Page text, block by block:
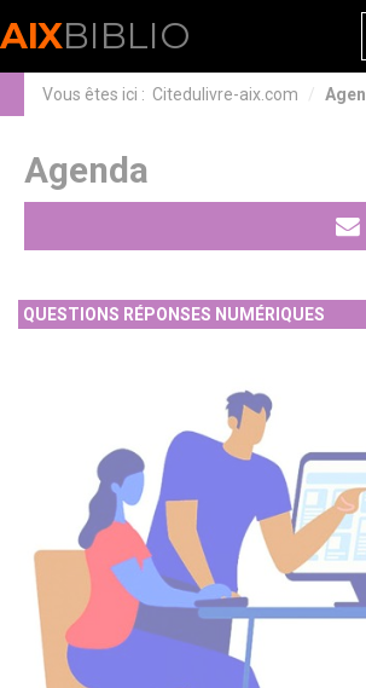
AIXBIBLIO
Vous êtes ici : Citedulivre-aix.com
Agenda
email
QUESTIONS RÉPONSES NUMÉRIQUES